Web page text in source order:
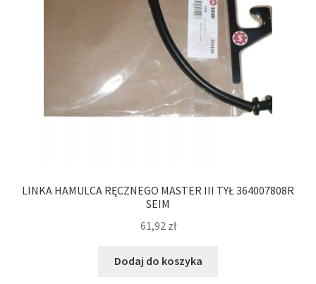
LINKA HAMULCA RĘCZNEGO MASTER III TYŁ 364007808R
SEIM
61,92 zł
Dodaj do koszyka